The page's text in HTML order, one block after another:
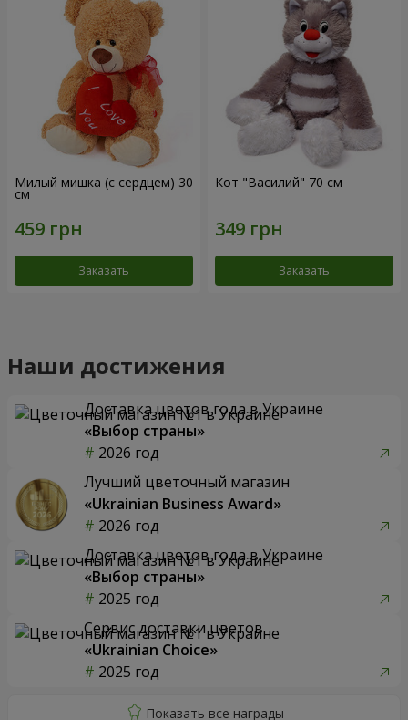
Милый мишка (с сердцем) 30
см
Заказать
Кот "Василий" 70 см
Заказать
Наши достижения
Доставка цветов года в Украине
«Выбор страны»
2026 год
Лучший цветочный магазин
«Ukrainian Business Award»
2026 год
Доставка цветов года в Украине
«Выбор страны»
2025 год
Сервис доставки цветов
«Ukrainian Choice»
2025 год